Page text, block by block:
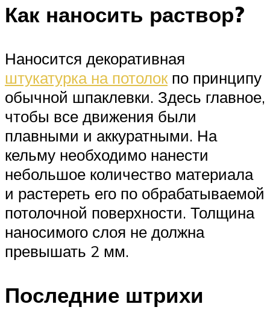
Как наносить раствор?
Наносится декоративная
штукатурка на потолок по принципу
обычной шпаклевки. Здесь главное,
чтобы все движения были
плавными и аккуратными. На
кельму необходимо нанести
небольшое количество материала
и растереть его по обрабатываемой
потолочной поверхности. Толщина
наносимого слоя не должна
превышать 2 мм.
Последние штрихи